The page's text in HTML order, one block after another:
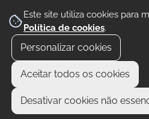
Este site utiliza cookies para
Política de cookies.
Personalizar cookies
Aceitar todos os cookies
Desativar cookies não